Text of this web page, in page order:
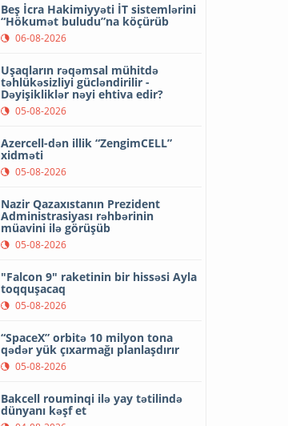
Beş İcra Hakimiyyəti İT sistemlərini
“Hökumət buludu”na köçürüb
06-08-2026
Uşaqların rəqəmsal mühitdə
təhlükəsizliyi gücləndirilir -
Dəyişikliklər nəyi ehtiva edir?
05-08-2026
Azercell-dən illik “ZengimCELL”
xidməti
05-08-2026
Nazir Qazaxıstanın Prezident
Administrasiyası rəhbərinin
müavini ilə görüşüb
05-08-2026
"Falcon 9" raketinin bir hissəsi Ayla
toqquşacaq
05-08-2026
“SpaceX” orbitə 10 milyon tona
qədər yük çıxarmağı planlaşdırır
05-08-2026
Bakcell rouminqi ilə yay tətilində
dünyanı kəşf et